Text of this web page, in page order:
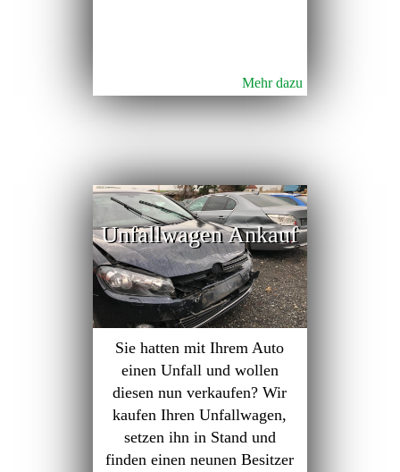
Mehr dazu
Unfallwagen Ankauf
Sie hatten mit Ihrem Auto
einen Unfall und wollen
diesen nun verkaufen? Wir
kaufen Ihren Unfallwagen,
setzen ihn in Stand und
finden einen neunen Besitzer